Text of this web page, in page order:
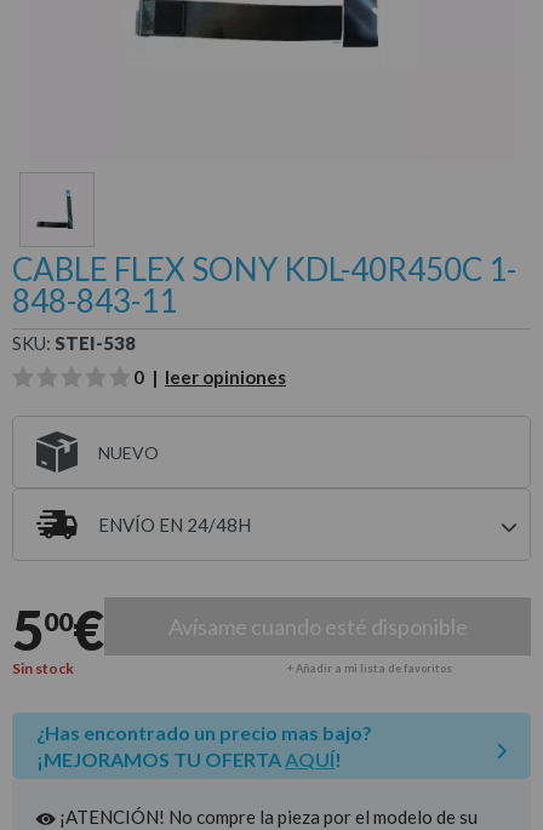
CABLE FLEX SONY KDL-40R450C 1-
848-843-11
SKU: STEI-538
0 | leer opiniones
NUEVO
ENVÍO EN 24/48H
500€ Avísame cuando esté disponible
Sin stock + Añadir a mi lista de favoritos
¿Has encontrado un precio mas bajo?
¡MEJORAMOS TU OFERTA AQUÍ!
¡ATENCIÓN! No compre la pieza por el modelo de su